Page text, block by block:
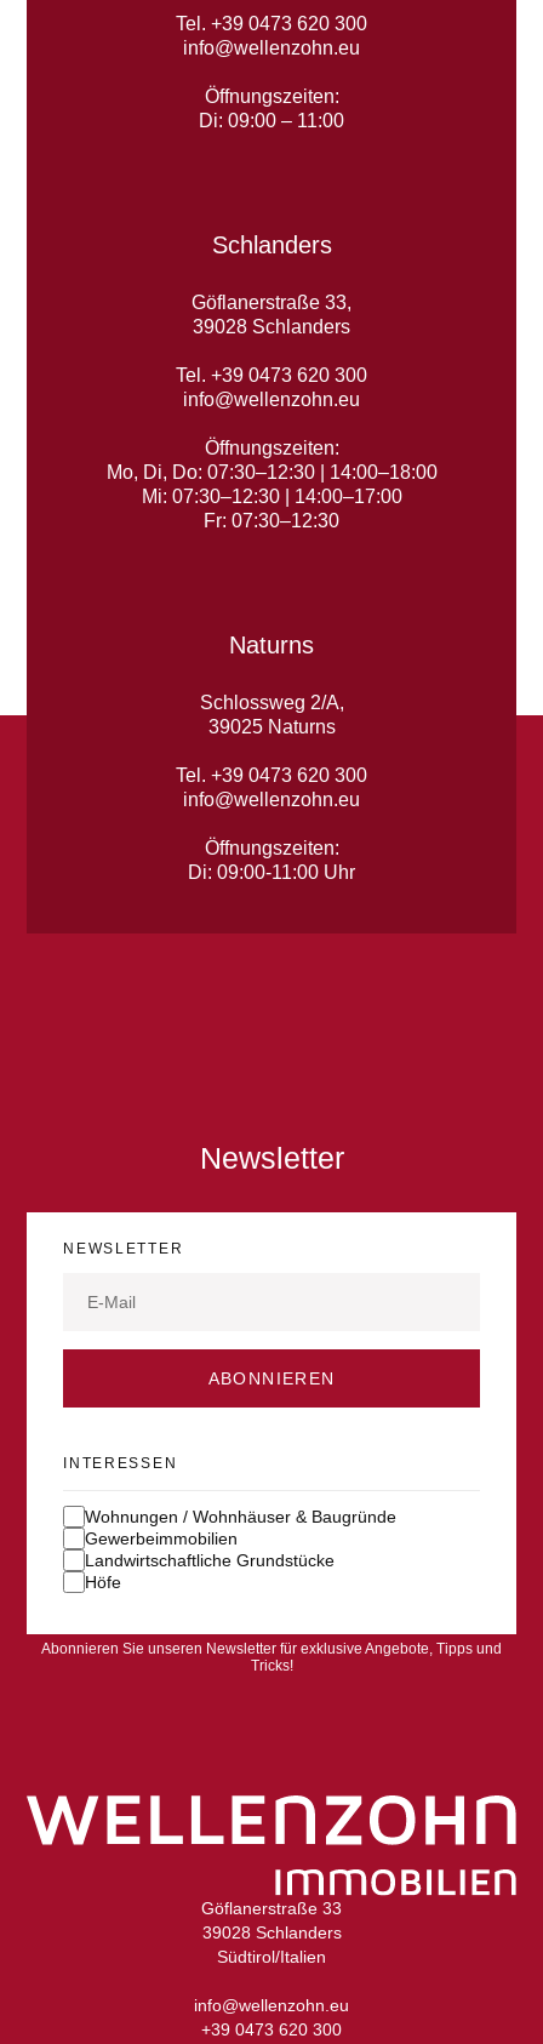
Tel. +39 0473 620 300
info@wellenzohn.eu
Öffnungszeiten:
Di: 09:00 – 11:00
Schlanders
Göflanerstraße 33,
39028 Schlanders
Tel. +39 0473 620 300
info@wellenzohn.eu
Öffnungszeiten:
Mo, Di, Do: 07:30–12:30 | 14:00–18:00
Mi: 07:30–12:30 | 14:00–17:00
Fr: 07:30–12:30
Naturns
Schlossweg 2/A,
39025 Naturns
Tel. +39 0473 620 300
info@wellenzohn.eu
Öffnungszeiten:
Di: 09:00-11:00 Uhr
Newsletter
NEWSLETTER
ABONNIEREN
INTERESSEN
Wohnungen / Wohnhäuser & Baugründe
Gewerbeimmobilien
Landwirtschaftliche Grundstücke
Höfe
Abonnieren Sie unseren Newsletter für exklusive Angebote, Tipps und
Tricks!
Göflanerstraße 33
39028 Schlanders
Südtirol/Italien
info@wellenzohn.eu
+39 0473 620 300